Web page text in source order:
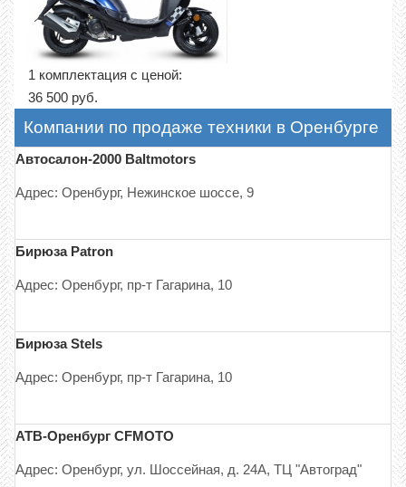
1 комплектация с ценой:
36 500 руб.
Компании по продаже техники в Оренбурге
Автосалон-2000 Baltmotors
Адрес: Оренбург, Нежинское шоссе, 9
Бирюза Patron
Адрес: Оренбург, пр-т Гагарина, 10
Бирюза Stels
Адрес: Оренбург, пр-т Гагарина, 10
АТВ-Оренбург CFMOTO
Адрес: Оренбург, ул. Шоссейная, д. 24А, ТЦ "Автоград"